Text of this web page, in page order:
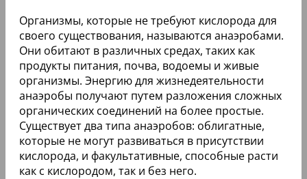
Организмы, которые не требуют кислорода для
своего существования, называются анаэробами.
Они обитают в различных средах, таких как
продукты питания, почва, водоемы и живые
организмы. Энергию для жизнедеятельности
анаэробы получают путем разложения сложных
органических соединений на более простые.
Существует два типа анаэробов: облигатные,
которые не могут развиваться в присутствии
кислорода, и факультативные, способные расти
как с кислородом, так и без него.